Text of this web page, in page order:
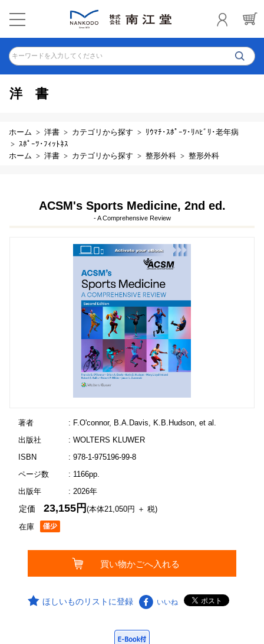
キーワードを入力してください
洋書
ホーム 洋書 カテゴリから探す
ﾘｳﾏﾁ･ｽﾎﾟｰﾂ･ﾘﾊﾋﾞﾘ･老年病
ｽﾎﾟｰﾂ･ﾌｨｯﾄﾈｽ
ホーム
洋書 カテゴリから探す 整形外科 整形外科
ACSM's Sports Medicine, 2nd ed.
- A Comprehensive Review
著者
: F.O'connor, B.A.Davis, K.B.Hudson, et al.
出版社
: WOLTERS KLUWER
ISBN
: 978-1-975196-99-8
ページ数
: 1166pp.
出版年
: 2026年
在庫
定価23,155円(本体21,050円 ＋ 税)
ほしいものリストに登録 いいね